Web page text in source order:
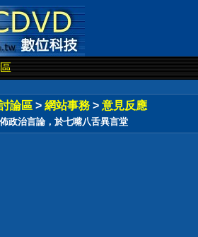
論區 > 網站事務 > 意見反應
政治言論，於七嘴八舌異言堂